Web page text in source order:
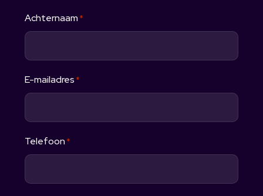
Achternaam *
E-mailadres *
Telefoon *